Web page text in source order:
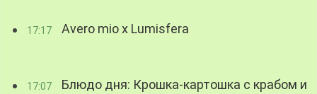
17:17 Avero mio x Lumisfera
17:07
Блюдо дня: Крошка-картошка с крабом и